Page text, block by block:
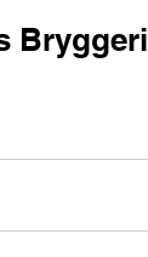
Bryggeri